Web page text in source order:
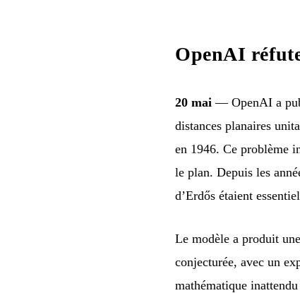
OpenAI
20 mai — OpenAI a
distances planaires
en 1946. Ce problème
le plan. Depuis les
d’Erdős étaient
Le modèle a produit
conjecturée, avec un
mathématique